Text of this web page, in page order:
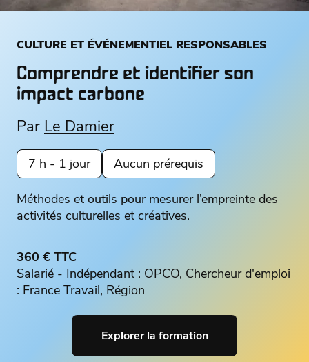
CULTURE ET ÉVÉNEMENTIEL RESPONSABLES
Comprendre et identifier son
impact carbone
Par Le Damier
7 h - 1 jour Aucun prérequis
Méthodes et outils pour mesurer l’empreinte des
activités culturelles et créatives.
360 € TTC
Salarié - Indépendant : OPCO, Chercheur d'emploi
: France Travail, Région
Explorer la formation